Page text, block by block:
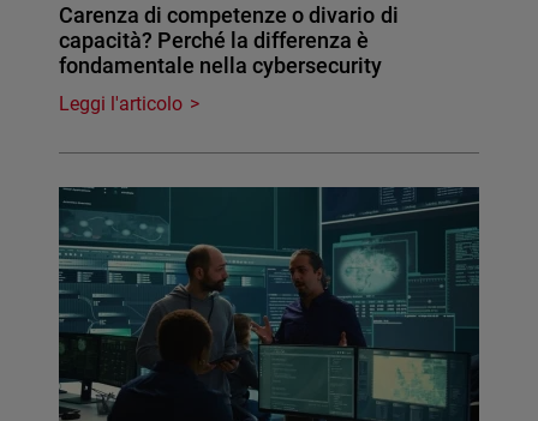
Carenza di competenze o divario di
capacità? Perché la differenza è
fondamentale nella cybersecurity
Leggi l'articolo